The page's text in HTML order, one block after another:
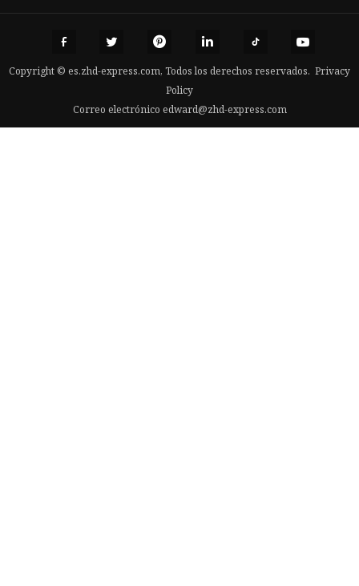
Copyright © es.zhd-express.com, Todos los derechos reservados. Privacy
Policy
Correo electrónico edward@zhd-express.com